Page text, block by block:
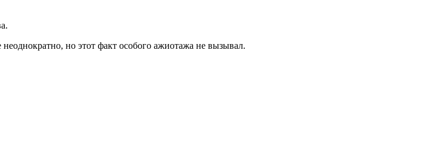
но этот факт особого ажиотажа не вызывал.